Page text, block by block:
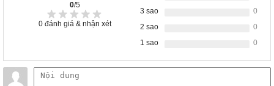
0/5
0 đánh giá & nhận xét
3 sao
0
2 sao
0
1 sao
0